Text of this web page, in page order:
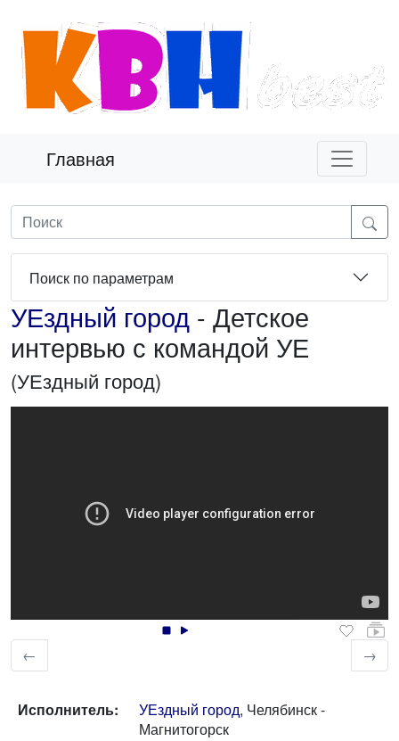
Главная
Поиск по параметрам
УЕздный город - Детское
интервью с командой УЕ
(УЕздный город)
← →
Исполнитель: УЕздный город, Челябинск -
Магнитогорск